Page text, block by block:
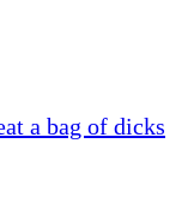
a bag of dicks